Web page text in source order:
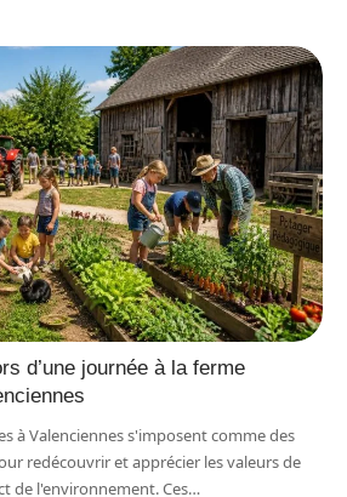
d’une journée à la ferme
à Valenciennes s'imposent comme des
redécouvrir et apprécier les valeurs de
de l'environnement. Ces…